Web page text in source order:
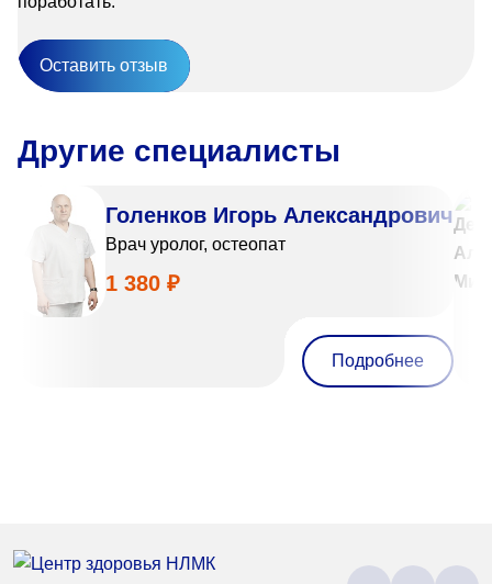
Оставить отзыв
Другие специалисты
Голенков Игорь Александрович
Врач уролог, остеопат
1 380 ₽
Подробнее